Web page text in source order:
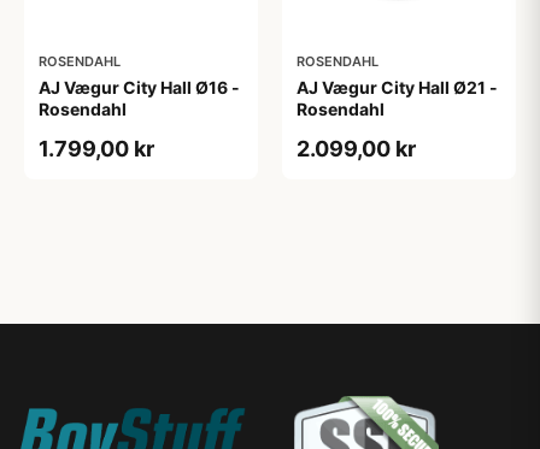
ROSENDAHL
AJ Vægur City Hall Ø16 -
Rosendahl
1.799,00 kr
ROSENDAHL
AJ Vægur City Hall Ø21 -
Rosendahl
2.099,00 kr